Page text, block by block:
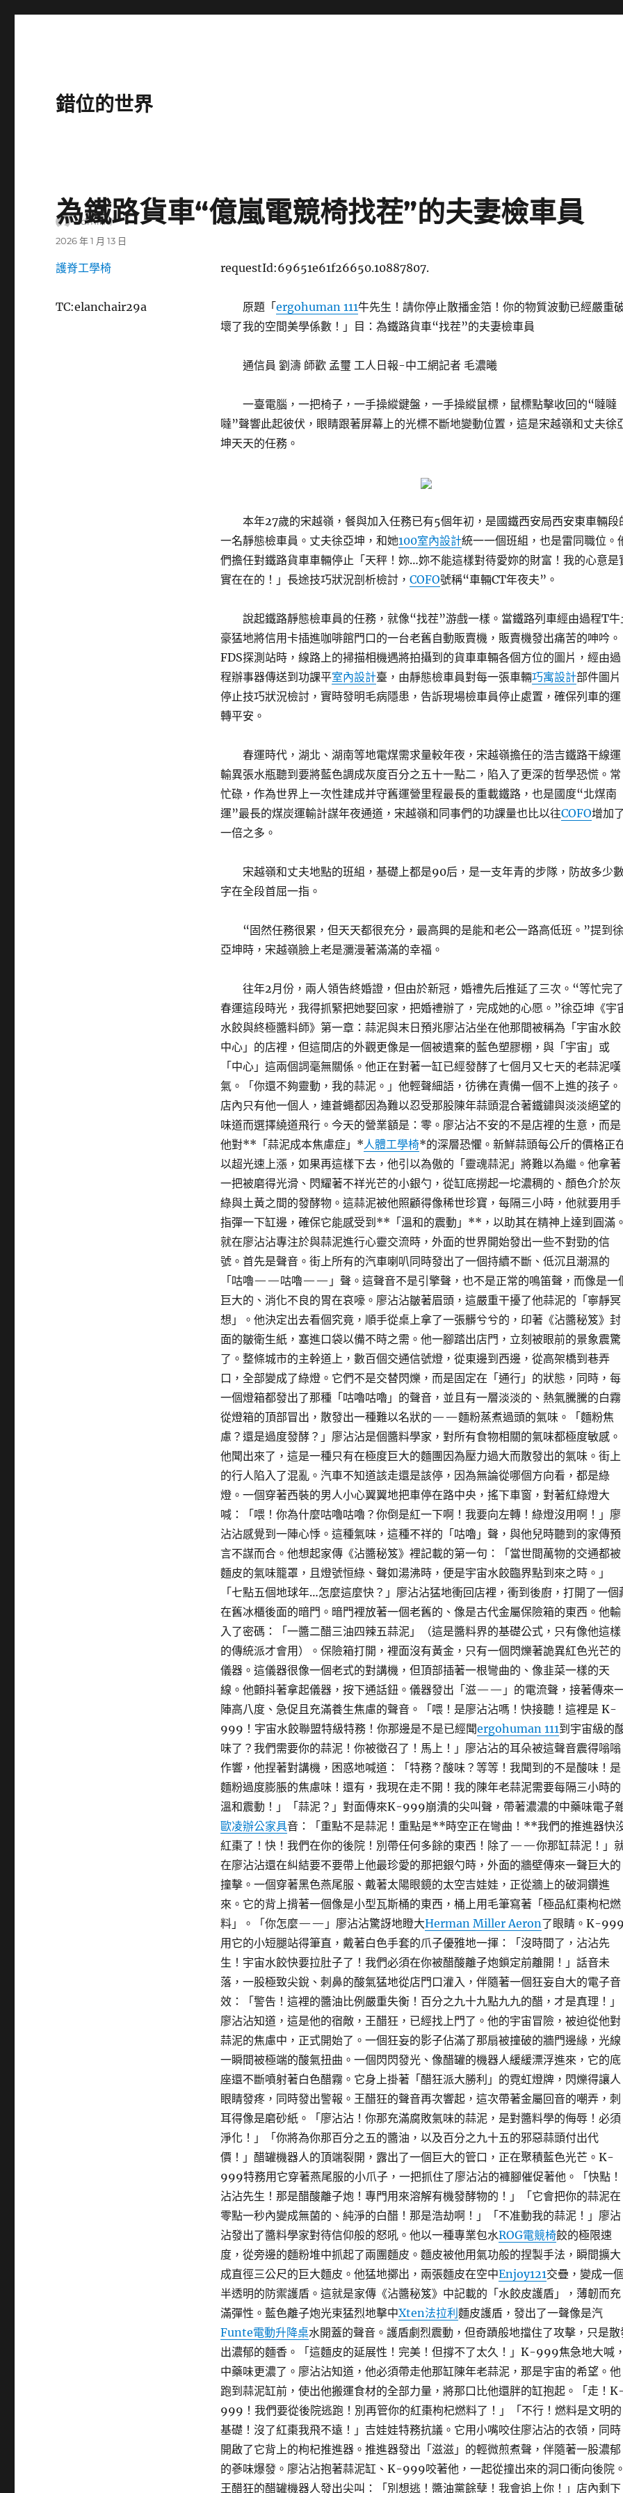
錯位的世界
為鐵路貨車“億嵐電競椅找茬”的夫妻檢車員
requestId:69651e61f26650.10887807.
原題「ergohuman 111牛先生！請你停止散播金箔！你的物質波動已經嚴重
壞了我的空間美學係數！」目：為鐵路貨車“找茬”的夫妻檢車員
通信員 劉濤 師歡 孟璽 工人日報-中工網記者 毛濃曦
一臺電腦，一把椅子，一手操縱鍵盤，一手操縱鼠標，鼠標點擊收回的“噠噠
噠”聲響此起彼伏，眼睛跟著屏幕上的光標不斷地變動位置，這是宋越嶺和丈夫徐
坤天天的任務。
本年27歲的宋越嶺，餐與加入任務已有5個年初，是國鐵西安局西安東車輛段
一名靜態檢車員。丈夫徐亞坤，和她100室內設計統一一個班組，也是雷同職位。
們擔任對鐵路貨車車輛停止「天秤！妳…妳不能這樣對待愛妳的財富！我的心意是
實在在的！」長途技巧狀況剖析檢討， COFO號稱“車輛CT年夜夫”。
說起鐵路靜態檢車員的任務，就像“找茬”游戲一樣。當鐵路列車經由過程T牛
豪猛地將信用卡插進咖啡館門口的一台老舊自動販賣機，販賣機發出痛苦的呻吟。
FDS探測站時，線路上的掃描相機遇將拍攝到的貨車車輛各個方位的圖片，經由過
程辦事器傳送到功課平室內設計臺，由靜態檢車員對每一張車輛巧寓設計部件圖片
停止技巧狀況檢討，實時發明毛病隱患，告訴現場檢車員停止處置，確保列車的運
轉平安。
春運時代，湖北、湖南等地電煤需求量較年夜，宋越嶺擔任的浩吉鐵路干線運
輸異張水瓶聽到要將藍色調成灰度百分之五十一點二，陷入了更深的哲學恐慌。常
忙碌，作為世界上一次性建成并守舊運營里程最長的重載鐵路，也是國度“北煤南
運”最長的煤炭運輸計謀年夜通道，宋越嶺和同事們的功課量也比以往COFO增加
一倍之多。
宋越嶺和丈夫地點的班組，基礎上都是90后，是一支年青的步隊，防故多少
字在全段首屈一指。
“固然任務很累，但天天都很充分，最高興的是能和老公一路高低班。”提到徐
亞坤時，宋越嶺臉上老是瀰漫著滿滿的幸福。
往年2月份，兩人領告終婚證，但由於新冠，婚禮先后推延了三次。“等忙完了
春運這段時光，我得抓緊把她娶回家，把婚禮辦了，完成她的心愿。”徐亞坤《宇
水餃與終極醬料師》第一章：蒜泥與末日預兆廖沾沾坐在他那間被稱為「宇宙水餃
中心」的店裡，但這間店的外觀更像是一個被遺棄的藍色塑膠棚，與「宇宙」或
「中心」這兩個詞毫無關係。他正在對著一缸已經發酵了七個月又七天的老蒜泥嘆
氣。「你還不夠靈動，我的蒜泥。」他輕聲細語，彷彿在責備一個不上進的孩子。
店內只有他一個人，連蒼蠅都因為難以忍受那股陳年蒜頭混合著鐵鏽與淡淡絕望的
味道而選擇繞道飛行。今天的營業額是：零。廖沾沾不安的不是店裡的生意，而是
他對**「蒜泥成本焦慮症」*人體工學椅*的深層恐懼。新鮮蒜頭每公斤的價格正
以超光速上漲，如果再這樣下去，他引以為傲的「靈魂蒜泥」將難以為繼。他拿著
一把被磨得光滑、閃耀著不祥光芒的小銀勺，從缸底撈起一坨濃稠的、顏色介於灰
綠與土黃之間的發酵物。這蒜泥被他照顧得像稀世珍寶，每隔三小時，他就要用手
指彈一下缸邊，確保它能感受到**「溫和的震動」**，以助其在精神上達到圓滿
就在廖沾沾專注於與蒜泥進行心靈交流時，外面的世界開始發出一些不對勁的信
號。首先是聲音。街上所有的汽車喇叭同時發出了一個持續不斷、低沉且潮濕的
「咕嚕——咕嚕——」聲。這聲音不是引擎聲，也不是正常的鳴笛聲，而像是一
巨大的、消化不良的胃在哀嚎。廖沾沾皺著眉頭，這嚴重干擾了他蒜泥的「寧靜冥
想」。他決定出去看個究竟，順手從桌上拿了一張髒兮兮的，印著《沾醬秘笈》封
面的皺衛生紙，塞進口袋以備不時之需。他一腳踏出店門，立刻被眼前的景象震驚
了。整條城市的主幹道上，數百個交通信號燈，從東邊到西邊，從高架橋到巷弄
口，全部變成了綠燈。它們不是交替閃爍，而是固定在「通行」的狀態，同時，每
一個燈箱都發出了那種「咕嚕咕嚕」的聲音，並且有一層淡淡的、熱氣騰騰的白霧
從燈箱的頂部冒出，散發出一種難以名狀的——麵粉蒸煮過頭的氣味。「麵粉焦
慮？還是過度發酵？」廖沾沾是個醬料學家，對所有食物相關的氣味都極度敏感。
他聞出來了，這是一種只有在極度巨大的麵團因為壓力過大而散發出的氣味。街上
的行人陷入了混亂。汽車不知道該走還是該停，因為無論從哪個方向看，都是綠
燈。一個穿著西裝的男人小心翼翼地把車停在路中央，搖下車窗，對著紅綠燈大
喊：「喂！你為什麼咕嚕咕嚕？你倒是紅一下啊！我要向左轉！綠燈沒用啊！」廖
沾沾感覺到一陣心悸。這種氣味，這種不祥的「咕嚕」聲，與他兒時聽到的家傳預
言不謀而合。他想起家傳《沾醬秘笈》裡記載的第一句：「當世間萬物的交通都被
麵皮的氣味籠罩，且燈號恒綠、聲如湯沸時，便是宇宙水餃臨界點到來之時。」
「七點五個地球年…怎麼這麼快？」廖沾沾猛地衝回店裡，衝到後廚，打開了一個
在舊冰櫃後面的暗門。暗門裡放著一個老舊的、像是古代金屬保險箱的東西。他輸
入了密碼：「一醬二醋三油四辣五蒜泥」（這是醬料界的基礎公式，只有像他這樣
的傳統派才會用）。保險箱打開，裡面沒有黃金，只有一個閃爍著詭異紅色光芒的
儀器。這儀器很像一個老式的對講機，但頂部插著一根彎曲的、像韭菜一樣的天
線。他顫抖著拿起儀器，按下通話鈕。儀器發出「滋——」的電流聲，接著傳來
陣高八度、急促且充滿養生焦慮的聲音。「喂！是廖沾沾嗎！快接聽！這裡是 K-
999！宇宙水餃聯盟特級特務！你那邊是不是已經聞ergohuman 111到宇宙級的
味了？我們需要你的蒜泥！你被徵召了！馬上！」廖沾沾的耳朵被這聲音震得嗡嗡
作響，他捏著對講機，困惑地喊道：「特務？酸味？等等！我聞到的不是酸味！是
麵粉過度膨脹的焦慮味！還有，我現在走不開！我的陳年老蒜泥需要每隔三小時的
溫和震動！」「蒜泥？」對面傳來K-999崩潰的尖叫聲，帶著濃濃的中藥味電子
歐凌辦公家具音：「重點不是蒜泥！重點是**時空正在彎曲！**我們的推進器快
紅棗了！快！我們在你的後院！別帶任何多餘的東西！除了——你那缸蒜泥！」
在廖沾沾還在糾結要不要帶上他最珍愛的那把銀勺時，外面的牆壁傳來一聲巨大的
撞擊。一個穿著黑色燕尾服、戴著太陽眼鏡的太空吉娃娃，正從牆上的破洞鑽進
來。它的背上揹著一個像是小型瓦斯桶的東西，桶上用毛筆寫著「極品紅棗枸杞燃
料」。「你怎麼——」廖沾沾驚訝地瞪大Herman Miller Aeron了眼睛。K-
用它的小短腿站得筆直，戴著白色手套的爪子優雅地一揮：「沒時間了，沾沾先
生！宇宙水餃快要拉肚子了！我們必須在你被醋酸離子炮鎖定前離開！」話音未
落，一股極致尖銳、刺鼻的酸氣猛地從店門口灌入，伴隨著一個狂妄自大的電子音
效：「警告！這裡的醬油比例嚴重失衡！百分之九十九點九九的醋，才是真理！」
廖沾沾知道，這是他的宿敵，王醋狂，已經找上門了。他的宇宙冒險，被迫從他對
蒜泥的焦慮中，正式開始了。一個狂妄的影子佔滿了那扇被撞破的牆門邊緣，光線
一瞬間被極端的酸氣扭曲。一個閃閃發光、像醋罐的機器人緩緩漂浮進來，它的底
座還不斷噴射著白色醋霧。它身上掛著「醋狂派大勝利」的霓虹燈牌，閃爍得讓人
眼睛發疼，同時發出警報。王醋狂的聲音再次響起，這次帶著金屬回音的嘲弄，刺
耳得像是磨砂紙。「廖沾沾！你那充滿腐敗氣味的蒜泥，是對醬料學的侮辱！必須
淨化！」「你將為你那百分之五的醬油，以及百分之九十五的邪惡蒜頭付出代
價！」醋罐機器人的頂端裂開，露出了一個巨大的管口，正在聚積藍色光芒。K-
999特務用它穿著燕尾服的小爪子，一把抓住了廖沾沾的褲腳催促著他。「快點！
沾沾先生！那是醋酸離子炮！專門用來溶解有機發酵物的！」「它會把你的蒜泥在
零點一秒內變成無菌的、純淨的白醋！那是浩劫啊！」「不准動我的蒜泥！」廖沾
沾發出了醬料學家對待信仰般的怒吼。他以一種專業包水ROG電競椅餃的極限速
度，從旁邊的麵粉堆中抓起了兩團麵皮。麵皮被他用氣功般的捏製手法，瞬間擴大
成直徑三公尺的巨大麵皮。他猛地擲出，兩張麵皮在空中Enjoy121交疊，變成一
半透明的防禦護盾。這就是家傳《沾醬秘笈》中記載的「水餃皮護盾」，薄韌而充
滿彈性。藍色離子炮光束猛烈地擊中Xten法拉利 麵皮護盾，發出了一聲像是汽
Funte電動升降桌水開蓋的聲音。護盾劇烈震動，但奇蹟般地擋住了攻擊，只是散
出濃郁的麵香。「這麵皮的延展性！完美！但撐不了太久！」K-999焦急地大喊
中藥味更濃了。廖沾沾知道，他必須帶走他那缸陳年老蒜泥，那是宇宙的希望。他
跑到蒜泥缸前，使出他搬運食材的全部力量，將那口比他還胖的缸抱起。「走！
999！我們要從後院逃跑！別再管你的紅棗枸杞燃料了！」「不行！燃料是文明的
基礎！沒了紅棗我飛不遠！」吉娃娃特務抗議。它用小嘴咬住廖沾沾的衣領，同時
開啟了它背上的枸杞推進器。推進器發出「滋滋」的輕微煎煮聲，伴隨著一股濃郁
的蔘味爆發。廖沾沾抱著蒜泥缸、K-999咬著他，一起從撞出來的洞口衝向後院
王醋狂的醋罐機器人發出尖叫：「別想逃！醬油黨餘孽！我會追上你！」店內剩下
護脊工學椅
TC:elanchair29a
作
者
admin
發
日
2026 年 1 月 13 日